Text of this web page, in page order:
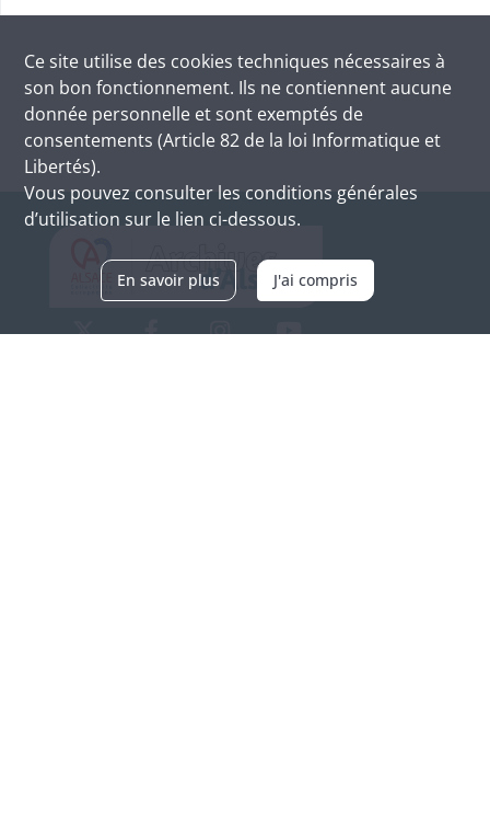
Ce site utilise des cookies techniques nécessaires à
son bon fonctionnement. Ils ne contiennent aucune
donnée personnelle et sont exemptés de
consentements (Article 82 de la loi Informatique et
Libertés).
Vous pouvez consulter les conditions générales
d’utilisation sur le lien ci-dessous.
En savoir plus J'ai compris